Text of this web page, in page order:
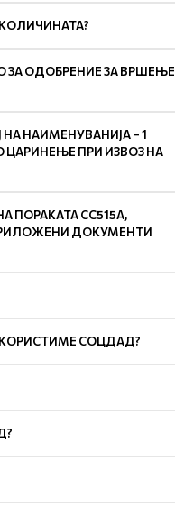
ЗА ОДОБРЕНИЕ ЗА ВРШЕЊЕ
НАИМЕНУВАНИЈА – 1
ЦАРИНЕЊЕ ПРИ ИЗВОЗ НА
ПОРАКАТА СС515А,
ДОКУМЕНТИ
СОЦДАД?